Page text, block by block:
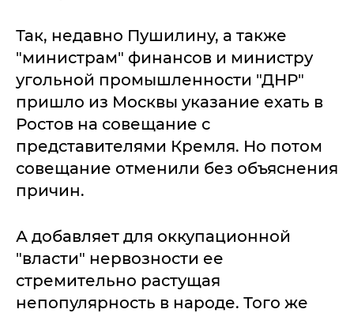
Так, недавно Пушилину, а также
"министрам" финансов и министру
угольной промышленности "ДНР"
пришло из Москвы указание ехать в
Ростов на совещание с
представителями Кремля. Но потом
совещание отменили без объяснения
причин.
А добавляет для оккупационной
"власти" нервозности ее
стремительно растущая
непопулярность в народе. Того же